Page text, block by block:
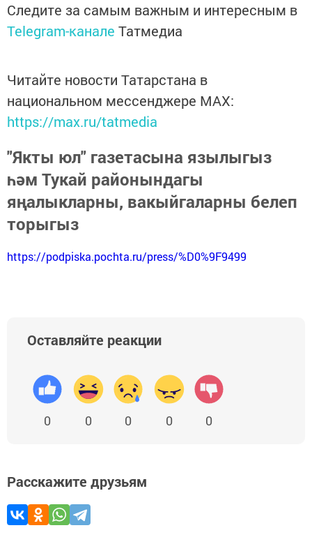
Следите за самым важным и интересным в
Telegram-канале Татмедиа
Читайте новости Татарстана в
национальном мессенджере MАХ:
https://max.ru/tatmedia
"Якты юл" газетасына язылыгыз
һәм Тукай районындагы
яңалыкларны, вакыйгаларны белеп
торыгыз
https://podpiska.pochta.ru/press/%D0%9F9499
Оставляйте реакции
0 0 0 0 0
Расскажите друзьям